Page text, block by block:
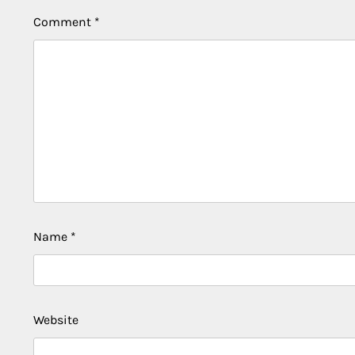
Comment *
Name *
Website